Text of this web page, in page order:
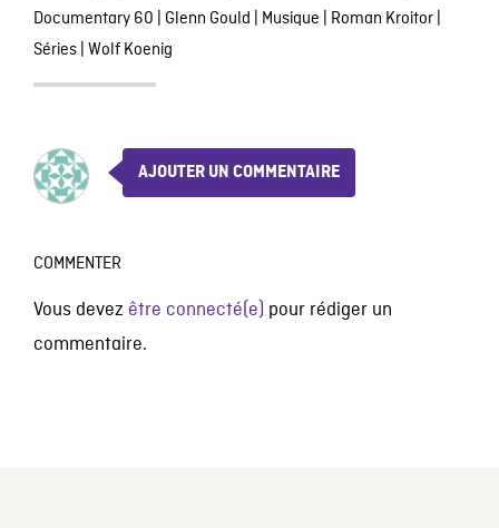
Documentary 60 Glenn Gould Musique Roman Kroitor|
Séries| Wolf Koenig
AJOUTER UN COMMENTAIRE
COMMENTER
Vous devez être connecté(e) pour rédiger un
commentaire.